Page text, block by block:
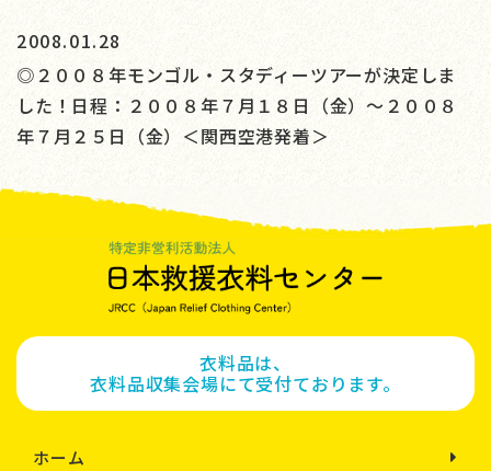
2008.01.28
◎２００８年モンゴル・スタディーツアーが決定しま
した！日程：２００８年７月１８日（金）～２００８
年７月２５日（金）＜関西空港発着＞
衣料品は、
衣料品収集会場にて受付ております。
ホーム